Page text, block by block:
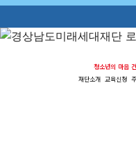
청소년의 마음
재단소개 교육신청